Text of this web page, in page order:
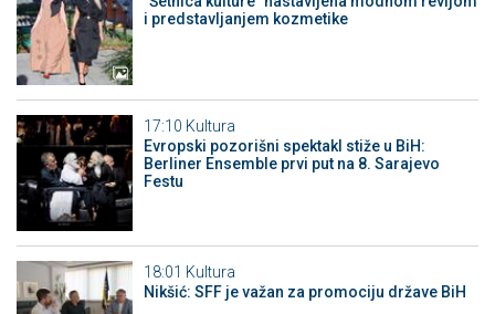
i predstavljanjem kozmetike
17:10 Kultura
Evropski pozorišni spektakl stiže u BiH:
Berliner Ensemble prvi put na 8. Sarajevo
Festu
18:01 Kultura
Nikšić: SFF je važan za promociju države BiH